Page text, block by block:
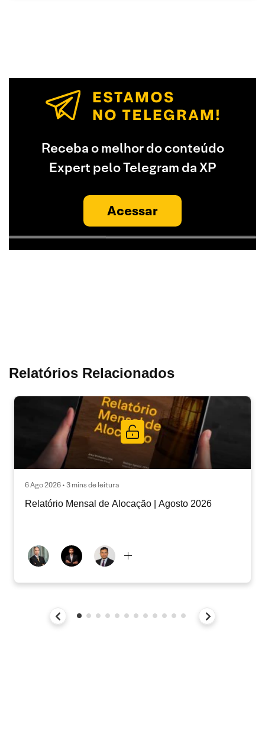
Receba o melhor do conteúdo
Expert pelo Telegram da XP
Acessar
Relatórios Relacionados
6 Ago 2026 • 3 mins de leitura
Relatório Mensal de Alocação | Agosto 2026